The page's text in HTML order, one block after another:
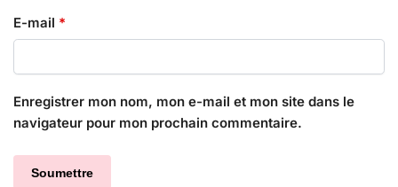
E-mail *
Enregistrer mon nom, mon e-mail et mon site dans le
navigateur pour mon prochain commentaire.